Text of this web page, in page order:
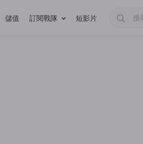
儲值 訂閱戰隊 短影片